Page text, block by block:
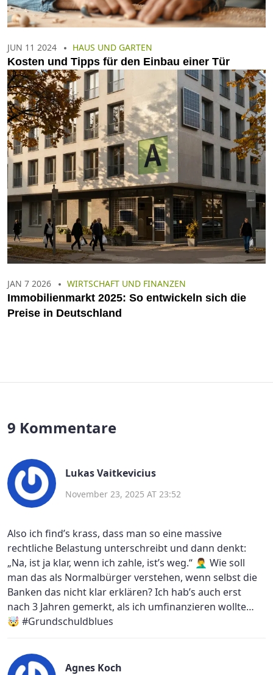
JUN 11 2024 HAUS UND GARTEN
Kosten und Tipps für den Einbau einer Tür
JAN 7 2026 WIRTSCHAFT UND FINANZEN
Immobilienmarkt 2025: So entwickeln sich die
Preise in Deutschland
9 Kommentare
Lukas Vaitkevicius
November 23, 2025 AT 23:52
Also ich find’s krass, dass man so eine massive
rechtliche Belastung unterschreibt und dann denkt:
„Na, ist ja klar, wenn ich zahle, ist’s weg.“ 🤦‍♂️ Wie soll
man das als Normalbürger verstehen, wenn selbst die
Banken das nicht klar erklären? Ich hab’s auch erst
nach 3 Jahren gemerkt, als ich umfinanzieren wollte…
🤯 #Grundschuldblues
Agnes Koch